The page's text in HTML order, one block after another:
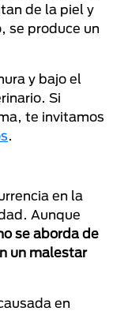
de la piel y
se produce un
y bajo el
Si
te invitamos
en la
Aunque
se aborda de
un malestar
en